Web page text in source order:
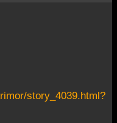
story_4039.html?